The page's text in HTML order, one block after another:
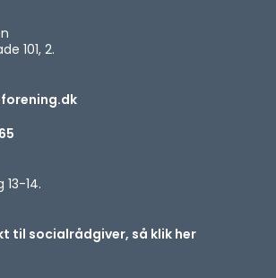
101, 2.
14.
til socialrådgiver, så klik her